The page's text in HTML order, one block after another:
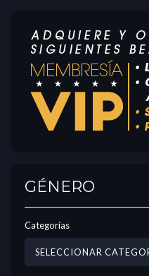
GÉNERO
Categorías